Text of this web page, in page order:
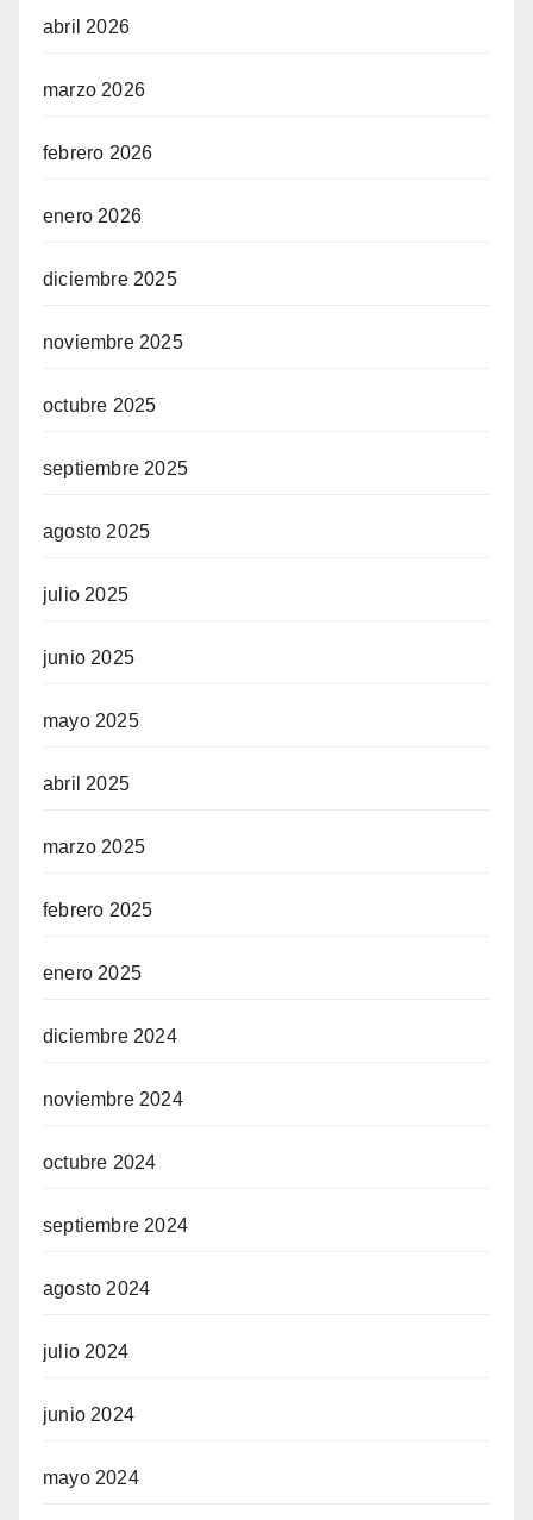
abril 2026
marzo 2026
febrero 2026
enero 2026
diciembre 2025
noviembre 2025
octubre 2025
septiembre 2025
agosto 2025
julio 2025
junio 2025
mayo 2025
abril 2025
marzo 2025
febrero 2025
enero 2025
diciembre 2024
noviembre 2024
octubre 2024
septiembre 2024
agosto 2024
julio 2024
junio 2024
mayo 2024